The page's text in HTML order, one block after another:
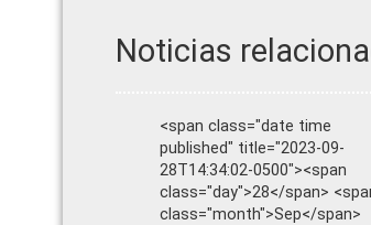
Noticias
<span class="date time
published" title="2023-09-
28T14:34:02-0500"><span
class="day">28</span>
class="month">Sep</span>